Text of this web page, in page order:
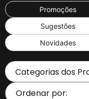
Promoções
Sugestões
Novidades